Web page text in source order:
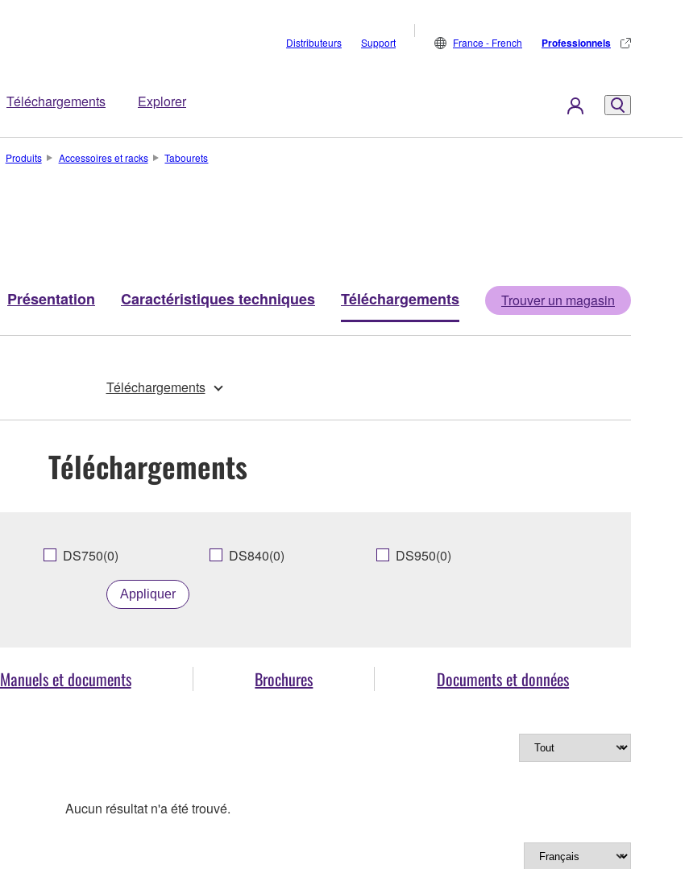
Téléchargements Explorer
Distributeurs Support France - French Professionnels
Produits Accessoires et racks Tabourets
Présentation Caractéristiques techniques Téléchargements Trouver un magasin
Téléchargements
Téléchargements
DS750(0) DS840(0) DS950(0)
Appliquer
Manuels et documents Brochures Documents et données
Aucun résultat n'a été trouvé.